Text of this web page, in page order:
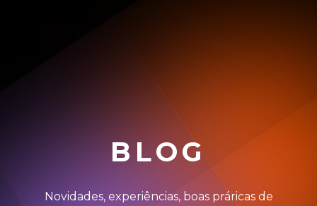
BLOG
Novidades, experiências, boas práricas de